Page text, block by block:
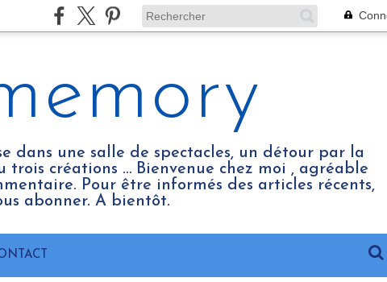
dans une salle de spectacles, un détour par la
trois créations … Bienvenue chez moi , agréable
Pour être informés des articles récents,
abonner. A bientôt.